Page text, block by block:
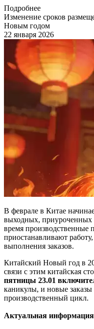
Подробнее
Изменение сроков
Новым годом
22 января 2026
В феврале в Китае
выходных, приуроченных
время производственные
приостанавливают
выполнения заказов.
Китайский Новый год в
связи с этим китайская
пятницы 23.01
каникулы, и новые
производственный цикл.
Актуальная